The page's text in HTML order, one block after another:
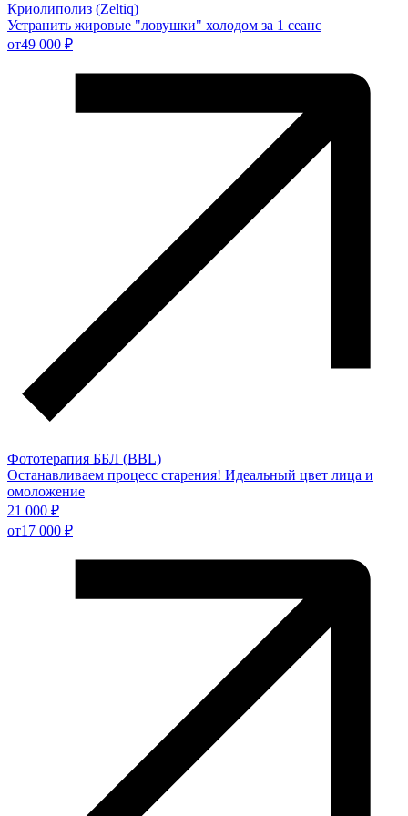
Криолиполиз (Zeltiq)
Устранить жировые "ловушки" холодом за 1 сеанс
от49 000 ₽
Фототерапия ББЛ (BBL)
Останавливаем процесс старения! Идеальный цвет лица и
омоложение
21 000 ₽
от17 000 ₽